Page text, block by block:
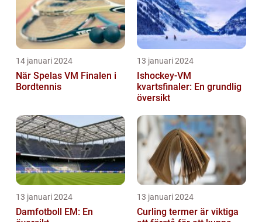
14 januari 2024
När Spelas VM Finalen i
Bordtennis
13 januari 2024
Ishockey-VM
kvartsfinaler: En grundlig
översikt
13 januari 2024
Damfotboll EM: En
13 januari 2024
Curling termer är viktiga